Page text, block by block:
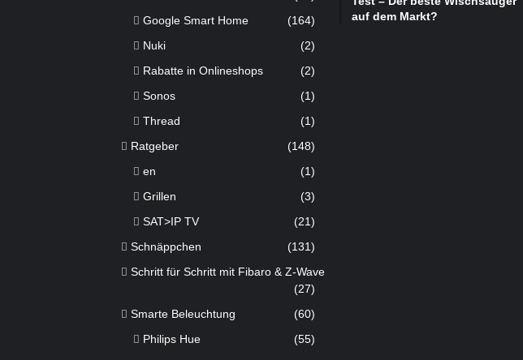
Google Smart Home
(164)
Nuki
(2)
Rabatte in Onlineshops
(2)
Sonos
(1)
Thread
(1)
Ratgeber (148)
en
(1)
Grillen
(3)
SAT>IP TV
(21)
Schnäppchen (131)
Schritt für Schritt mit Fibaro & Z-Wave
(27)
Smarte Beleuchtung (60)
Philips Hue (55)
auf dem Markt?